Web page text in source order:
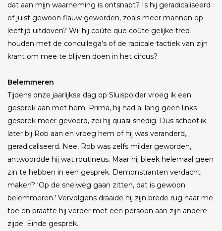
dat aan mijn waarneming is ontsnapt? Is hij geradicaliseerd
of juist gewoon flauw geworden, zoals meer mannen op
leeftijd uitdoven? Wil hij coûte que coûte gelijke tred
houden met de concullega’s of de radicale tactiek van zijn
krant om mee te blijven doen in het circus?
Belemmeren
Tijdens onze jaarlijkse dag op Sluispolder vroeg ik een
gesprek aan met hem. Prima, hij had al lang geen links
gesprek meer gevoerd, zei hij quasi-snedig. Dus schoof ik
later bij Rob aan en vroeg hem of hij was veranderd,
geradicaliseerd. Nee, Rob was zelfs milder geworden,
antwoordde hij wat routineus. Maar hij bleek helemaal geen
zin te hebben in een gesprek. Demonstranten verdacht
maken? ‘Op de snelweg gaan zitten, dat is gewoon
belemmeren.’ Vervolgens draaide hij zijn brede rug naar me
toe en praatte hij verder met een persoon aan zijn andere
zijde. Einde gesprek.